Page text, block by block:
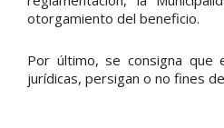
otorgamiento del beneficio.
Por último, se consigna que
jurídicas, persigan o no fines